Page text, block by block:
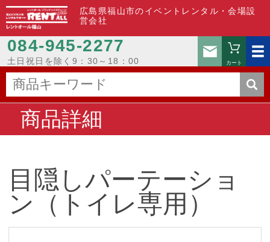
広島県福山市のイベントレンタル・会場設
営会社
084-945-2277
土日祝日を除く9：30～18：00
お問い
カート
商品詳細
目隠しパーテーショ
ン（トイレ専用）